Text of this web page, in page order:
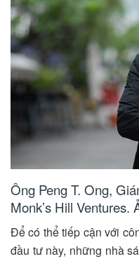
Ông Peng T. Ong,
Monk’s Hill Ventures.
Để có thể tiếp cận với
đầu tư này, những nhà